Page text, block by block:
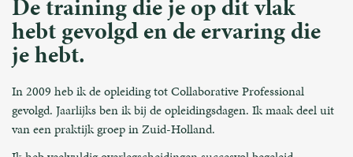
De training die je op dit vlak
hebt gevolgd en de ervaring die
je hebt.
In 2009 heb ik de opleiding tot Collaborative Professional
gevolgd. Jaarlijks ben ik bij de opleidingsdagen. Ik maak deel uit
van een praktijk groep in Zuid-Holland.